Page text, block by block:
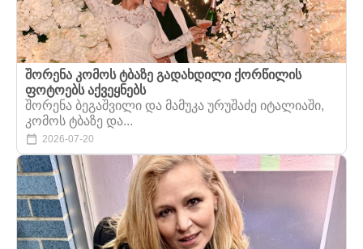
შორენა კომოს ტბაზე გადახდილი ქორწილის
ფოტოებს აქვეყნებს
შორენა ბეგაშვილი და მამუკა ურუშაძე იტალიაში,
კომოს ტბაზე და...
2026-07-20